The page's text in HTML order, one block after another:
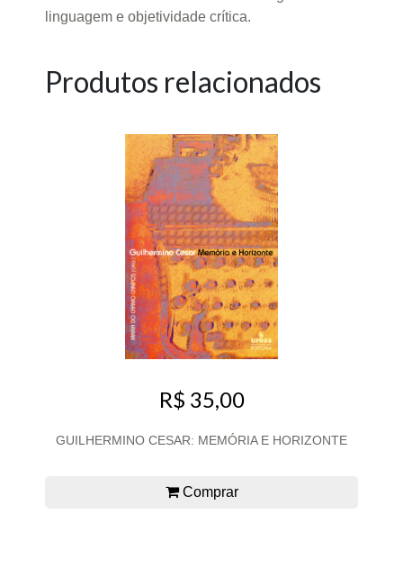
linguagem e objetividade crítica.
Produtos relacionados
R$ 35,00
GUILHERMINO CESAR: MEMÓRIA E HORIZONTE
Comprar